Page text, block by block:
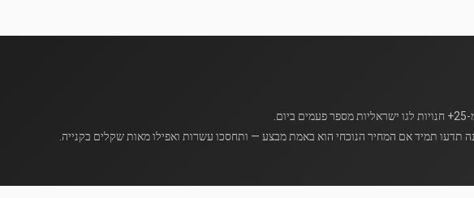
תדעו תמיד אם המחיר הנוכחי הוא באמת מבצע — ותחסכו עשרות ואפילו מאות שקלים בקנייה.